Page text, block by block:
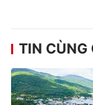
TIN CÙNG